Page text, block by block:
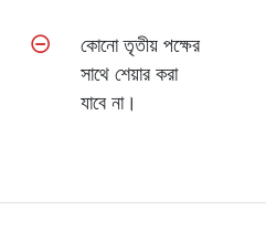
কোনো তৃতীয় পক্ষের
সাথে শেয়ার করা
যাবে না।